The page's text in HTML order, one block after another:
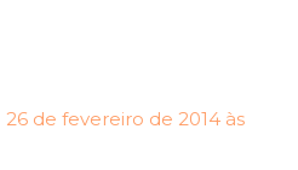
26 de fevereiro de 2014 às